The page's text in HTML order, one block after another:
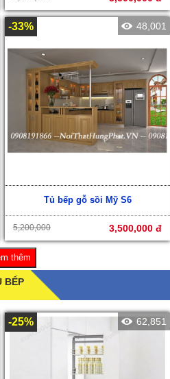
-33% 48,001
Tủ bếp gỗ sồi Mỹ S6
5,200,000 3,500,000 đ
thêm
PHỤ KIỆN TỦ BẾP
-25% 62,851